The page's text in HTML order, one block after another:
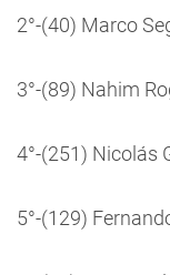
2°-(40) Marco
3°-(89) Nahim
4°-(251) Nicolás
5°-(129)